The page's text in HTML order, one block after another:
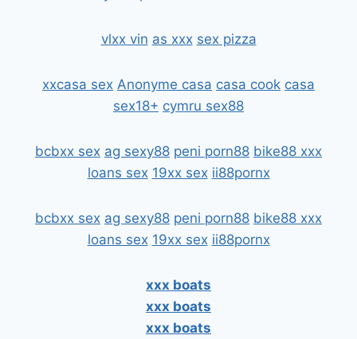
vlxx vin as xxx sex pizza
xxcasa sex Anonyme casa casa cook casa
sex18+ cymru sex88
bcbxx sex ag sexy88 peni porn88 bike88 xxx
loans sex 19xx sex ii88pornx
bcbxx sex ag sexy88 peni porn88 bike88 xxx
loans sex 19xx sex ii88pornx
xxx boats
xxx boats
xxx boats